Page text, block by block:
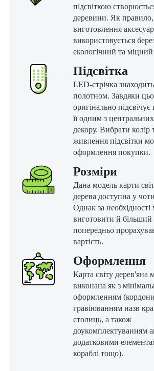
підсвіткою
деревини. Як
виготовлення
використовується
екологічний та міцний
Підсвітка
LED-стрічка
полотном. Завдяки
оригінально
її одним з
декору. Вибрати колір
живлення підсвітки
оформлення покупки.
Розміри
Дана модель карти
дерева доступна у
Однак за
виготовити й більший
попередньо
вартість.
Оформлення
Карта світу дерев'яна
виконана як з
оформленням
гравіюванням назв
столиць, а також
доукомплектуванням
додатковими
кораблі тощо).